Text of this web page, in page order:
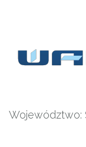
Województwo: